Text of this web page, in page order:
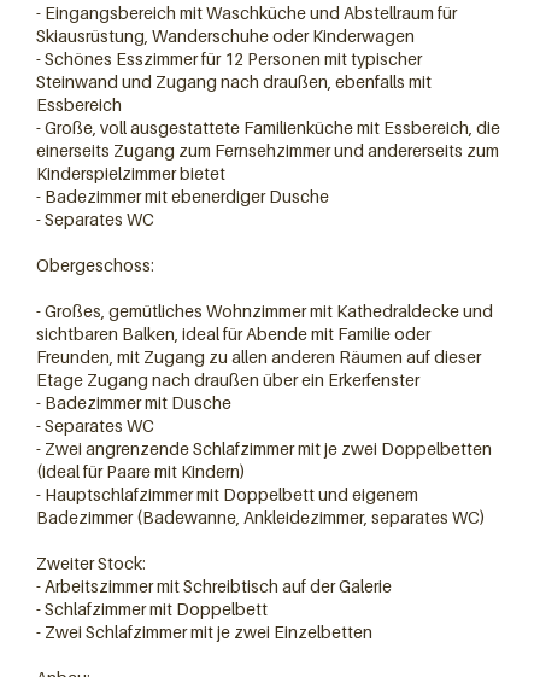
- Eingangsbereich mit Waschküche und Abstellraum für
Skiausrüstung, Wanderschuhe oder Kinderwagen
- Schönes Esszimmer für 12 Personen mit typischer
Steinwand und Zugang nach draußen, ebenfalls mit
Essbereich
- Große, voll ausgestattete Familienküche mit Essbereich, die
einerseits Zugang zum Fernsehzimmer und andererseits zum
Kinderspielzimmer bietet
- Badezimmer mit ebenerdiger Dusche
- Separates WC
Obergeschoss:
- Großes, gemütliches Wohnzimmer mit Kathedraldecke und
sichtbaren Balken, ideal für Abende mit Familie oder
Freunden, mit Zugang zu allen anderen Räumen auf dieser
Etage Zugang nach draußen über ein Erkerfenster
- Badezimmer mit Dusche
- Separates WC
- Zwei angrenzende Schlafzimmer mit je zwei Doppelbetten
(ideal für Paare mit Kindern)
- Hauptschlafzimmer mit Doppelbett und eigenem
Badezimmer (Badewanne, Ankleidezimmer, separates WC)
Zweiter Stock:
- Arbeitszimmer mit Schreibtisch auf der Galerie
- Schlafzimmer mit Doppelbett
- Zwei Schlafzimmer mit je zwei Einzelbetten